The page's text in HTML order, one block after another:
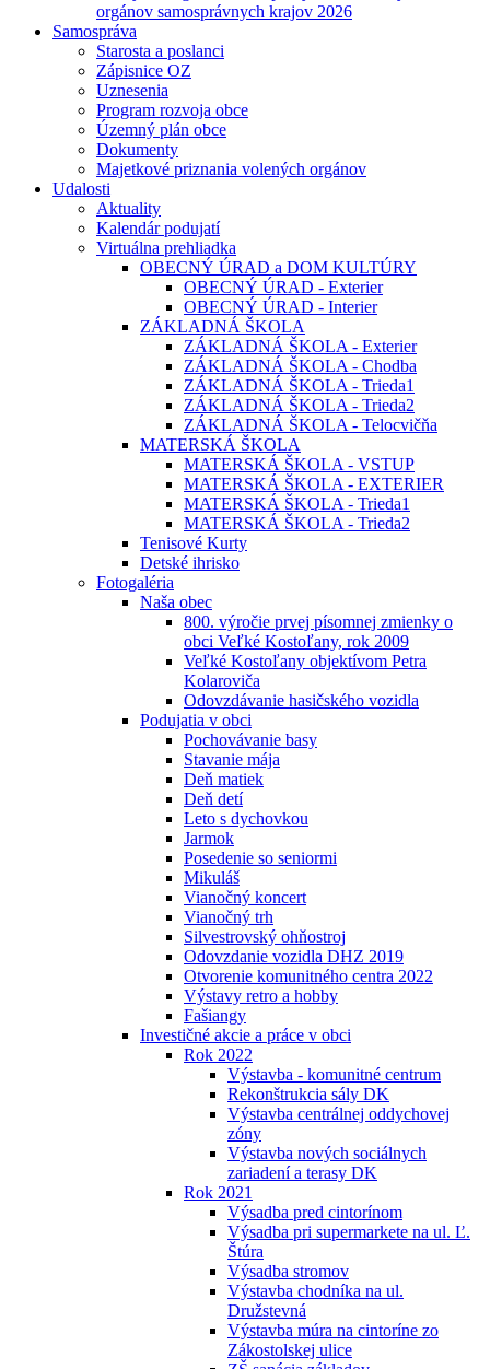
orgánov samosprávnych krajov 2026
Samospráva
Starosta a poslanci
Zápisnice OZ
Uznesenia
Program rozvoja obce
Územný plán obce
Dokumenty
Majetkové priznania volených orgánov
Udalosti
Aktuality
Kalendár podujatí
Virtuálna prehliadka
OBECNÝ ÚRAD a DOM KULTÚRY
OBECNÝ ÚRAD - Exterier
OBECNÝ ÚRAD - Interier
ZÁKLADNÁ ŠKOLA
ZÁKLADNÁ ŠKOLA - Exterier
ZÁKLADNÁ ŠKOLA - Chodba
ZÁKLADNÁ ŠKOLA - Trieda1
ZÁKLADNÁ ŠKOLA - Trieda2
ZÁKLADNÁ ŠKOLA - Telocvičňa
MATERSKÁ ŠKOLA
MATERSKÁ ŠKOLA - VSTUP
MATERSKÁ ŠKOLA - EXTERIER
MATERSKÁ ŠKOLA - Trieda1
MATERSKÁ ŠKOLA - Trieda2
Tenisové Kurty
Detské ihrisko
Fotogaléria
Naša obec
800. výročie prvej písomnej zmienky o
obci Veľké Kostoľany, rok 2009
Veľké Kostoľany objektívom Petra
Kolaroviča
Odovzdávanie hasičského vozidla
Podujatia v obci
Pochovávanie basy
Stavanie mája
Deň matiek
Deň detí
Leto s dychovkou
Jarmok
Posedenie so seniormi
Mikuláš
Vianočný koncert
Vianočný trh
Silvestrovský ohňostroj
Odovzdanie vozidla DHZ 2019
Otvorenie komunitného centra 2022
Výstavy retro a hobby
Fašiangy
Investičné akcie a práce v obci
Rok 2022
Výstavba - komunitné centrum
Rekonštrukcia sály DK
Výstavba centrálnej oddychovej
zóny
Výstavba nových sociálnych
zariadení a terasy DK
Rok 2021
Výsadba pred cintorínom
Výsadba pri supermarkete na ul. Ľ.
Štúra
Výsadba stromov
Výstavba chodníka na ul.
Družstevná
Výstavba múra na cintoríne zo
Zákostolskej ulice